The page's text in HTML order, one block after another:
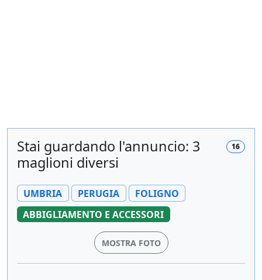
16
Stai guardando l'annuncio: 3
maglioni diversi
UMBRIA PERUGIA
FOLIGNO
ABBIGLIAMENTO E ACCESSORI
MOSTRA FOTO